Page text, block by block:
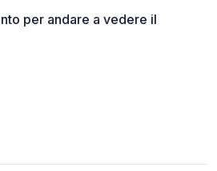
per andare a vedere il